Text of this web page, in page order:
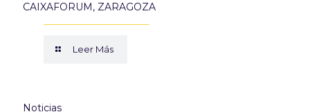
CAIXAFORUM, ZARAGOZA
Leer Más
Noticias